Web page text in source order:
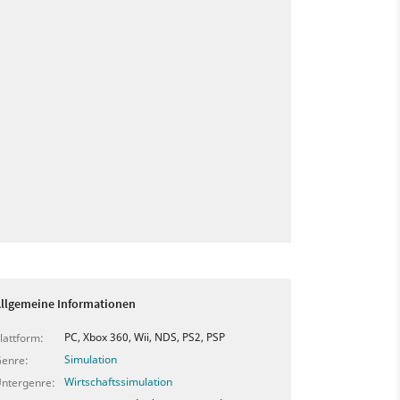
Informationen
PC, Xbox 360, Wii, NDS, PS2, PSP
Simulation
Wirtschaftssimulation